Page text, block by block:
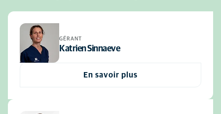
GÉRANT
Katrien Sinnaeve
En savoir plus